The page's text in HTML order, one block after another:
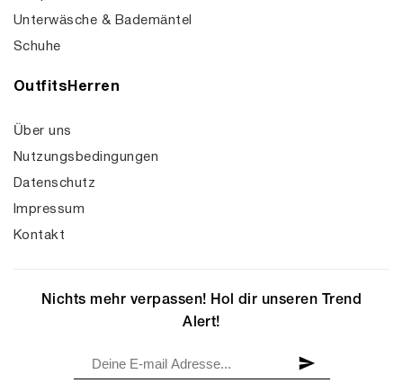
Unterwäsche & Bademäntel
Schuhe
OutfitsHerren
Über uns
Nutzungsbedingungen
Datenschutz
Impressum
Kontakt
Nichts mehr verpassen! Hol dir unseren Trend
Alert!